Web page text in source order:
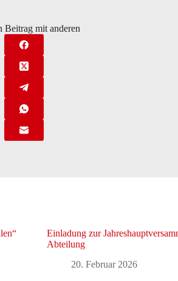
Beitrag mit anderen
Einladung zur
Abteilung
20. Februar 2026